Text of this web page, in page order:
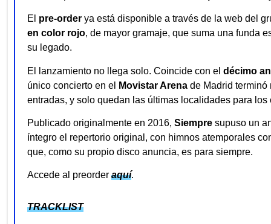
El pre-order ya está disponible a través de la web del
en color rojo, de mayor gramaje, que suma una funda
su legado.
El lanzamiento no llega solo. Coincide con el décimo
único concierto en el
Movistar Arena de Madrid terminó
entradas, y solo quedan las últimas localidades para los
Publicado originalmente en 2016, Siempre supuso un
íntegro el repertorio original, con himnos atemporales
que, como su propio disco anuncia, es para siempre.
Accede al preorder aquí.
TRACKLIST